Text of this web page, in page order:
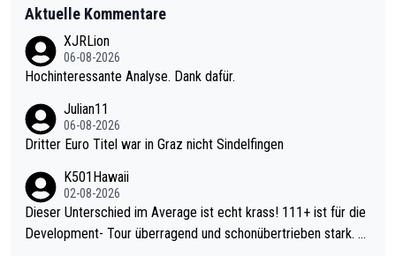
Aktuelle Kommentare
XJRLion
06-08-2026
Hochinteressante Analyse. Dank dafür.
Julian11
06-08-2026
Dritter Euro Titel war in Graz nicht Sindelfingen
K501Hawaii
02-08-2026
Dieser Unterschied im Average ist echt krass! 111+ ist für die
Development- Tour überragend und schonübertrieben stark. U